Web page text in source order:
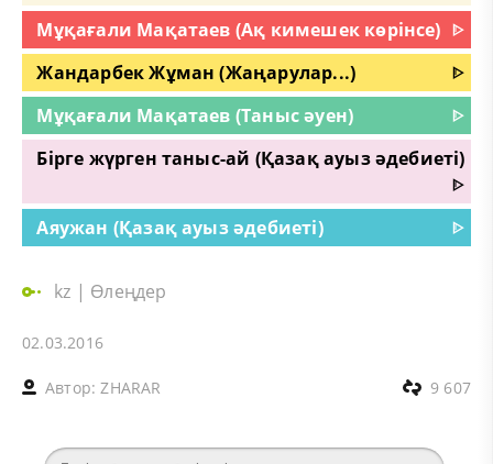
Мұқағали Мақатаев (Ақ кимешек көрінсе) ᐈ
Жандарбек Жұман (Жаңарулар...)
ᐈ
Мұқағали Мақатаев (Таныс әуен)
ᐈ
Бірге жүрген таныс-ай (Қазақ ауыз әдебиеті)
ᐈ
Аяужан (Қазақ ауыз әдебиеті)
ᐈ
kz | Өлеңдер
02.03.2016
Автор:ZHARAR 9 607